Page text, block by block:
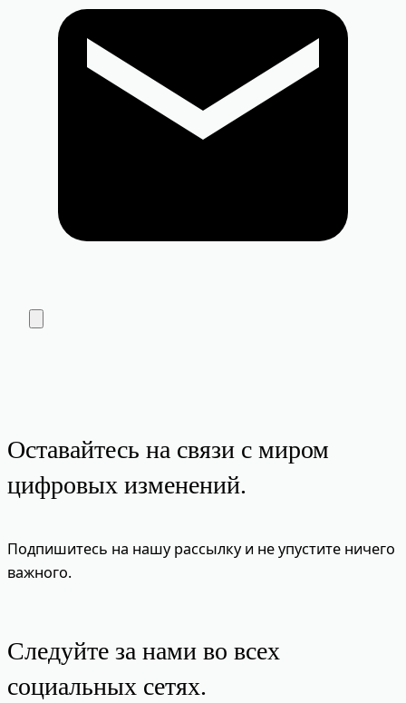
Оставайтесь на связи с миром
цифровых изменений.
Подпишитесь на нашу рассылку и не упустите ничего
важного.
Следуйте за нами во всех
социальных сетях.